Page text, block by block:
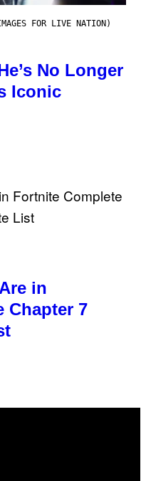
FOR LIVE NATION)
No Longer
Iconic
in
Chapter 7